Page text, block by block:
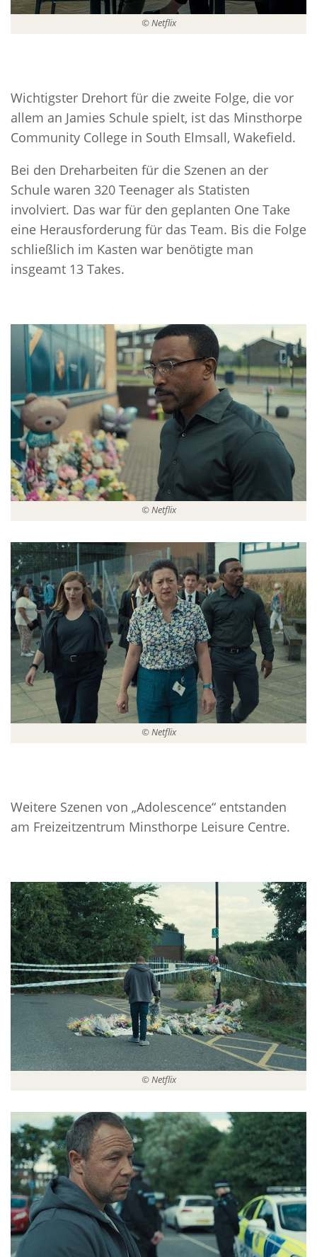
© Netflix
Wichtigster Drehort für die zweite Folge, die vor
allem an Jamies Schule spielt, ist das Minsthorpe
Community College in South Elmsall, Wakefield.
Bei den Dreharbeiten für die Szenen an der
Schule waren 320 Teenager als Statisten
involviert. Das war für den geplanten One Take
eine Herausforderung für das Team. Bis die Folge
schließlich im Kasten war benötigte man
insgeamt 13 Takes.
© Netflix
© Netflix
Weitere Szenen von „Adolescence“ entstanden
am Freizeitzentrum Minsthorpe Leisure Centre.
© Netflix